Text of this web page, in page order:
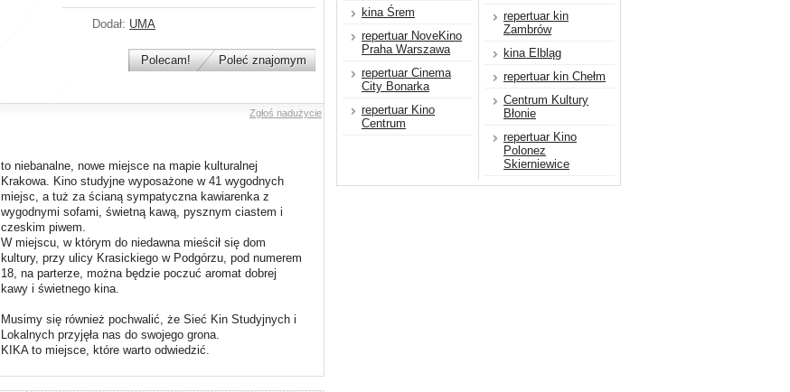
Dodał: UMA
Polecam! Poleć znajomym
Zgłoś nadużycie
to niebanalne, nowe miejsce na mapie kulturalnej
Krakowa. Kino studyjne wyposażone w 41 wygodnych
miejsc, a tuż za ścianą sympatyczna kawiarenka z
wygodnymi sofami, świetną kawą, pysznym ciastem i
czeskim piwem.
W miejscu, w którym do niedawna mieścił się dom
kultury, przy ulicy Krasickiego w Podgórzu, pod numerem
18, na parterze, można będzie poczuć aromat dobrej
kawy i świetnego kina.
Musimy się również pochwalić, że Sieć Kin Studyjnych i
Lokalnych przyjęła nas do swojego grona.
KIKA to miejsce, które warto odwiedzić.
kina Śrem
repertuar NoveKino
Praha Warszawa
repertuar Cinema
City Bonarka
repertuar Kino
Centrum
repertuar kin
Zambrów
kina Elbląg
repertuar kin Chełm
Centrum Kultury
Błonie
repertuar Kino
Polonez
Skierniewice